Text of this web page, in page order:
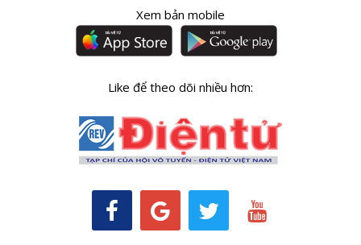
Xem bản mobile
Like để theo dõi nhiều hơn: